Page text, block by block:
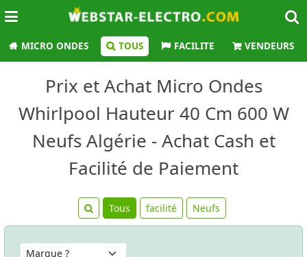
MICRO ONDES TOUS FACILITE VENDEURS
Prix et Achat Micro Ondes
Whirlpool Hauteur 40 Cm 600 W
Neufs Algérie - Achat Cash et
Facilité de Paiement
Tous facilité Neufs